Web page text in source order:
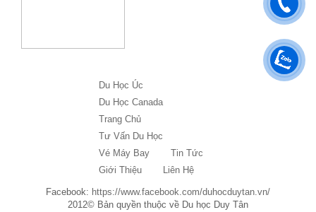
Du Học Úc
Du Học Canada
Trang Chủ
Tư Vấn Du Học
Vé Máy Bay
Tin Tức
Giới Thiệu
Liên Hệ
Facebook: https://www.facebook.com/duhocduytan.vn/
2012© Bản quyền thuộc về Du học Duy Tân